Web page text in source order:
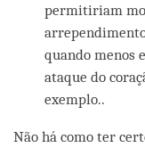
permitiriam
quando menos
ataque do
exemplo..
Não há como ter